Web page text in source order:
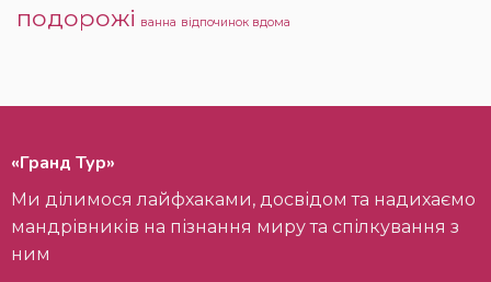
подорожі ванна відпочинок вдома
«Гранд Тур»
Ми ділимося лайфхаками, досвідом та надихаємо
мандрівників на пізнання миру та спілкування з
ним